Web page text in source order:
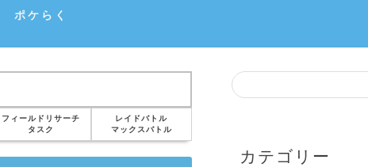
ポケらく
フィールドリサーチ
タスク
レイドバトル
マックスバトル
カテゴリー